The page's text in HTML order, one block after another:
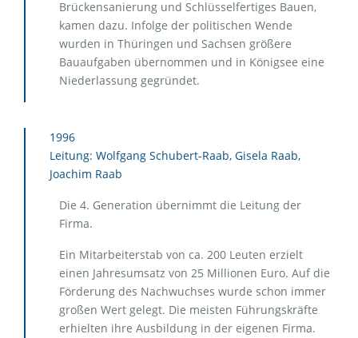
Brückensanierung und Schlüsselfertiges Bauen,
kamen dazu. Infolge der politischen Wende
wurden in Thüringen und Sachsen größere
Bauaufgaben übernommen und in Königsee eine
Niederlassung gegründet.
1996
Leitung: Wolfgang Schubert-Raab, Gisela Raab,
Joachim Raab
Die 4. Generation übernimmt die Leitung der
Firma.
Ein Mitarbeiterstab von ca. 200 Leuten erzielt
einen Jahresumsatz von 25 Millionen Euro. Auf die
Förderung des Nachwuchses wurde schon immer
großen Wert gelegt. Die meisten Führungskräfte
erhielten ihre Ausbildung in der eigenen Firma.